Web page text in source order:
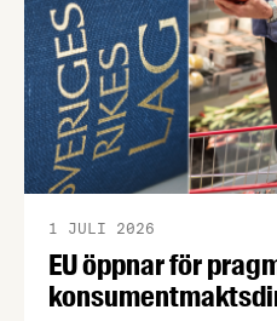
EU öppnar för
1 JULI 2026